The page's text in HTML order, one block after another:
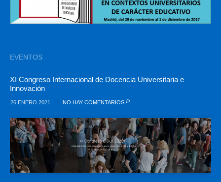
EVENTOS
XI Congreso Internacional de Docencia Universitaria e
Innovación
26 ENERO 2021 NO HAY COMENTARIOS